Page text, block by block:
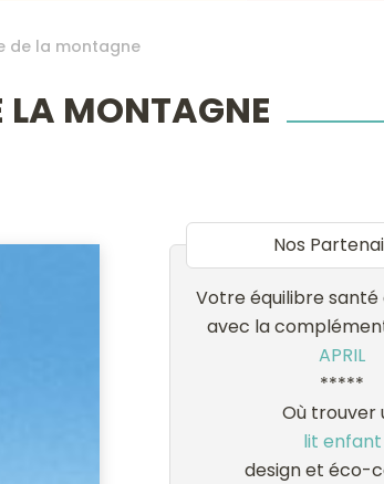
de la montagne
LA MONTAGNE
Nos
Votre équilibre santé
avec la
APRIL
*****
Où trouver
lit enfant
design et éco-